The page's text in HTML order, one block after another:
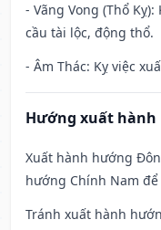
- Vãng Vong (Thổ
cầu tài lộc, động thổ.
- Âm Thác: Kỵ việc
Hướng xuất hành
Xuất hành hướng
hướng Chính Nam để
Tránh xuất hành